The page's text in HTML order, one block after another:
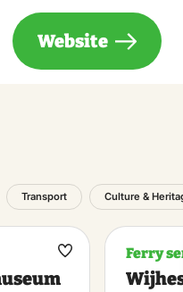
Website
Transport Culture &
Make
Ferry